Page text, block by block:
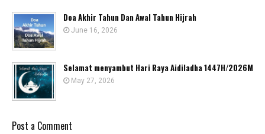
Doa Akhir Tahun Dan Awal Tahun Hijrah
June 16, 2026
Selamat menyambut Hari Raya Aidiladha 1447H/2026M
May 27, 2026
Post a Comment